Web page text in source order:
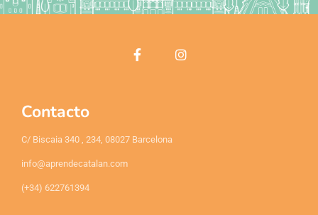
Contacto
C/ Biscaia 340 , 234, 08027 Barcelona
info@aprendecatalan.com
(+34) 622761394